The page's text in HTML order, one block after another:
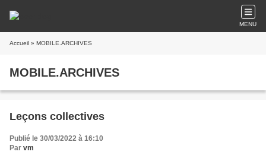
MENU
Accueil » MOBILE.ARCHIVES
MOBILE.ARCHIVES
Leçons collectives
Publié le 30/03/2022 à 16:10
Par vm